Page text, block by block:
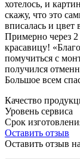
хотелось, и
скажу, что это
вписалась и цвет
Примерно через
красавицу!
помучиться с
получился
Большое всем
Качество
Уровень сервиса
Срок
Оставить отзыв
Оставить отзыв